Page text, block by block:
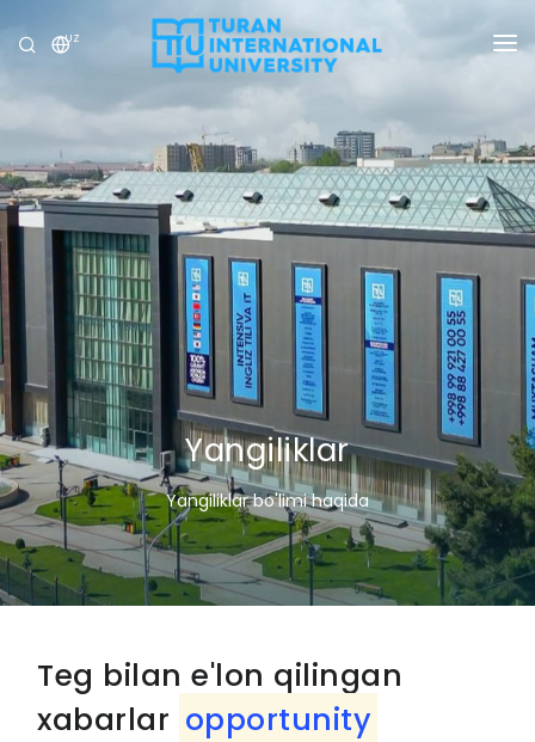
UZ
UNIVERSITET
DASTURLAR
QABUL
TADQIQOT
XALQARO ALOQALAR
YANGILIKLAR
OLIMPIADA
Yangiliklar
Yangiliklar bo'limi haqida
Teg bilan e'lon qilingan
xabarlar opportunity